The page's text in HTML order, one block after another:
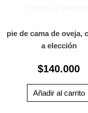
pie de cama de oveja,
a elección
$140.000
Añadir al carrito